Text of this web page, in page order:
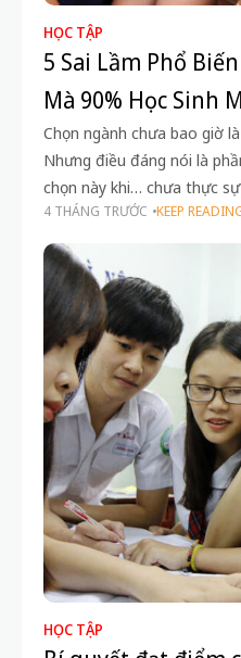
HỌC TẬP
5 Sai Lầm Phổ
Mà 90% Học Sinh
Chọn ngành chưa bao giờ
Nhưng điều đáng nói là
chọn này khi… chưa thực
4 THÁNG TRƯỚC KEEP
HỌC TẬP